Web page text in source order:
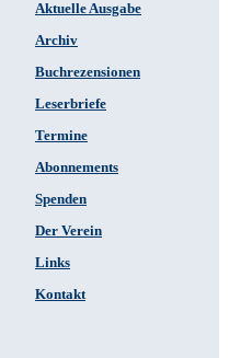
Aktuelle Ausgabe
Archiv
Buchrezensionen
Leserbriefe
Termine
Abonnements
Spenden
Der Verein
Links
Kontakt